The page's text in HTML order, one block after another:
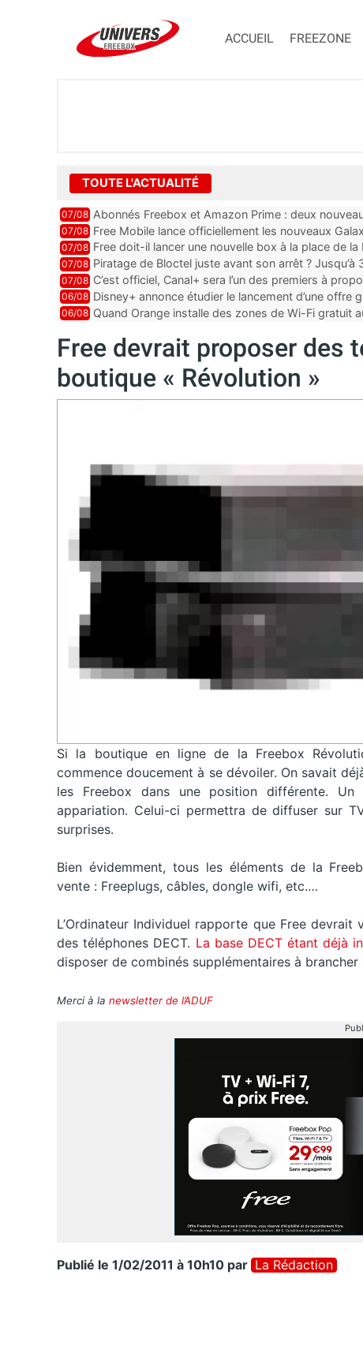
ACCUEIL FREEZONE
TOUTE L'ACTUALITÉ
07/08 Abonnés Freebox et Amazon Prime : deux
07/08 Free Mobile lance officiellement les nouveaux
des promos et des cadeaux
07/08 Free doit-il lancer une nouvelle box à la place de la
07/08 Piratage de Bloctel juste avant son arrêt ?
auraient fuité
07/08 C’est officiel, Canal+ sera l’un des premiers à
Vision 2
06/08 Disney+ annonce étudier le lancement d’une offre
06/08 Quand Orange installe des zones de Wi-Fi gratuit
Free devrait proposer des
boutique « Révolution »
Si la boutique en ligne de la Freebox
commence doucement à se dévoiler. On savait
les Freebox dans une position différente. Un
appariation. Celui-ci permettra de diffuser sur
surprises.
Bien évidemment, tous les éléments de la
vente : Freeplugs, câbles, dongle wifi, etc.…
L’Ordinateur Individuel rapporte que Free
des téléphones DECT. La base DECT étant déjà
disposer de combinés supplémentaires à
Merci à la newsletter de l’ADUF
Publié le 1/02/2011 à 10h10 par La Rédaction